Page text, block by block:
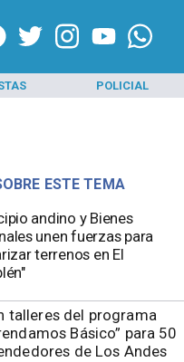
POLICIAL
andino y Bienes
unen fuerzas para
terrenos en El
talleres del programa
Básico” para 50
de Los Andes
ESTE TEMA